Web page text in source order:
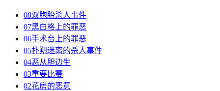
08双胞胎杀人事件
07黑白格上的罪恶
06手术台上的罪恶
05扑朔迷离的杀人事件
04恶从胆边生
03重要比赛
02花房的恶意